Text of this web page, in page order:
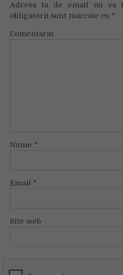
Adresa ta de email nu va
obligatorii sunt marcate cu *
Comentariu
Nume *
Email *
Site web